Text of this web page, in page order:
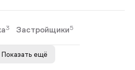
3 Застройщики5
Показать ещё